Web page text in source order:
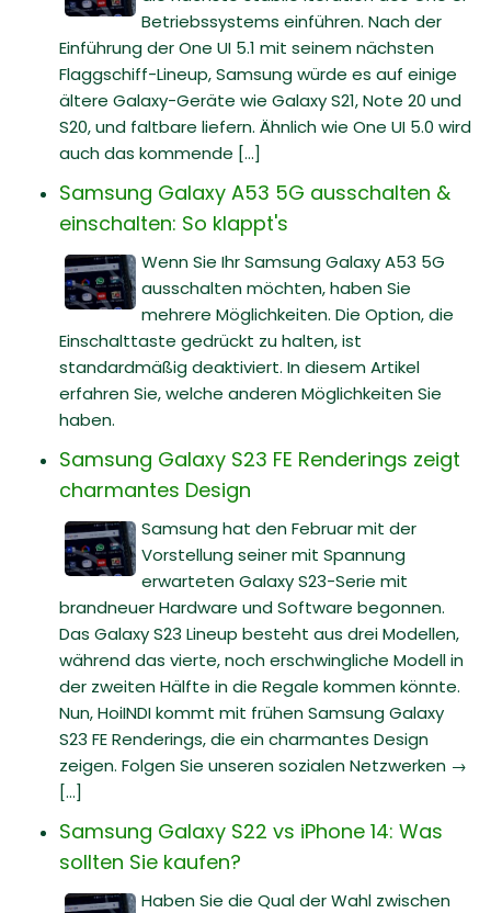
Betriebssystems einführen. Nach der
Einführung der One UI 5.1 mit seinem nächsten
Flaggschiff-Lineup, Samsung würde es auf einige
ältere Galaxy-Geräte wie Galaxy S21, Note 20 und
S20, und faltbare liefern. Ähnlich wie One UI 5.0 wird
auch das kommende [...]
Samsung Galaxy A53 5G ausschalten &
einschalten: So klappt's
Wenn Sie Ihr Samsung Galaxy A53 5G
ausschalten möchten, haben Sie
mehrere Möglichkeiten. Die Option, die
Einschalttaste gedrückt zu halten, ist
standardmäßig deaktiviert. In diesem Artikel
erfahren Sie, welche anderen Möglichkeiten Sie
haben.
Samsung Galaxy S23 FE Renderings zeigt
charmantes Design
Samsung hat den Februar mit der
Vorstellung seiner mit Spannung
erwarteten Galaxy S23-Serie mit
brandneuer Hardware und Software begonnen.
Das Galaxy S23 Lineup besteht aus drei Modellen,
während das vierte, noch erschwingliche Modell in
der zweiten Hälfte in die Regale kommen könnte.
Nun, HoiINDI kommt mit frühen Samsung Galaxy
S23 FE Renderings, die ein charmantes Design
zeigen. Folgen Sie unseren sozialen Netzwerken →
[...]
Samsung Galaxy S22 vs iPhone 14: Was
sollten Sie kaufen?
Haben Sie die Qual der Wahl zwischen